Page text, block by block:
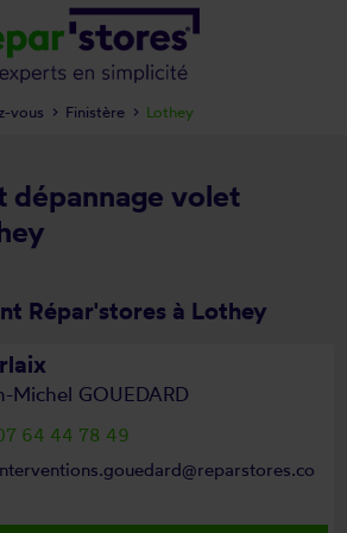
dépannage volet
Répar'stores à Lothey
Michel GOUEDARD
64 44 78 49
vous Finistère Lothey